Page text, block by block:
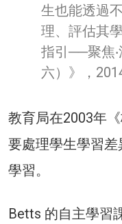
生也能透過
理、評估其
指引──聚焦‧
六）》，
教育局在2003年
要處理學生學習
學習。
Betts 的自主學習